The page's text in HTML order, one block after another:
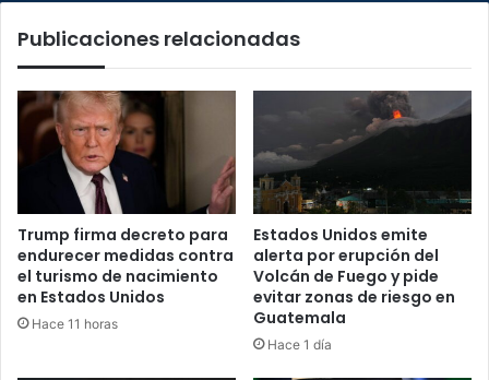
Publicaciones relacionadas
Trump firma decreto para
endurecer medidas contra
el turismo de nacimiento
en Estados Unidos
Hace 11 horas
Estados Unidos emite
alerta por erupción del
Volcán de Fuego y pide
evitar zonas de riesgo en
Guatemala
Hace 1 día